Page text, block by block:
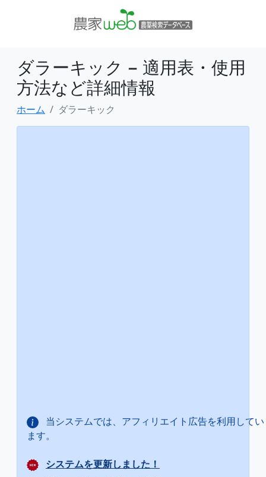
ダラーキック − 適用表・使用
方法など詳細情報
ホーム ダラーキック
当システムでは、アフィリエイト広告を利用してい
ます。
システムを更新しました！